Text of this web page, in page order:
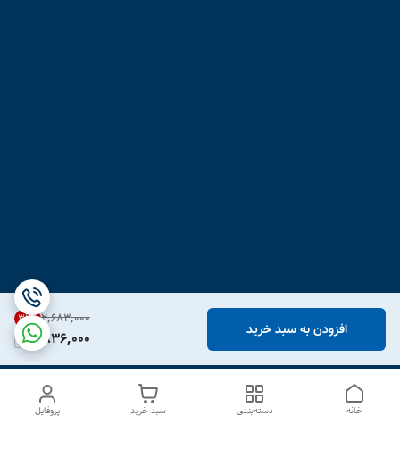
۲٬۶۸۳٬۰۰۰ 31%
1,836,000 افزودن به سبد خرید
پروفایل سبد خرید دسته‌بندی خانه